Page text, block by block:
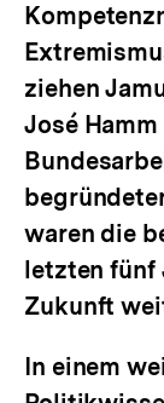
ziehen
José
waren die
letzten fünf
Zukunft
In einem